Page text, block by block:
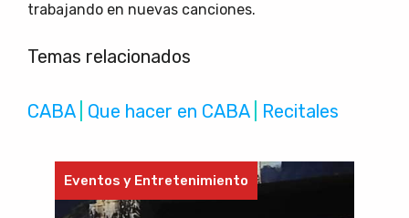
trabajando en nuevas canciones.
Temas relacionados
CABA | Que hacer en CABA | Recitales
Eventos y Entretenimiento